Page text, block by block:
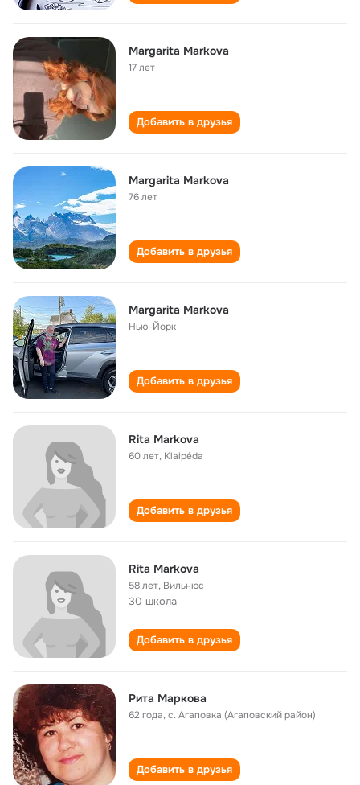
Margarita Markova
17 лет
Добавить в друзья
Margarita Markova
76 лет
Добавить в друзья
Margarita Markova
Нью-Йорк
Добавить в друзья
Rita Markova
60 лет, Klaipėda
Добавить в друзья
Rita Markova
58 лет, Вильнюс
30 школа
Добавить в друзья
Рита Маркова
62 года,с. Агаповка (Агаповский район)
Добавить в друзья